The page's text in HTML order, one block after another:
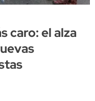
caro: el alza